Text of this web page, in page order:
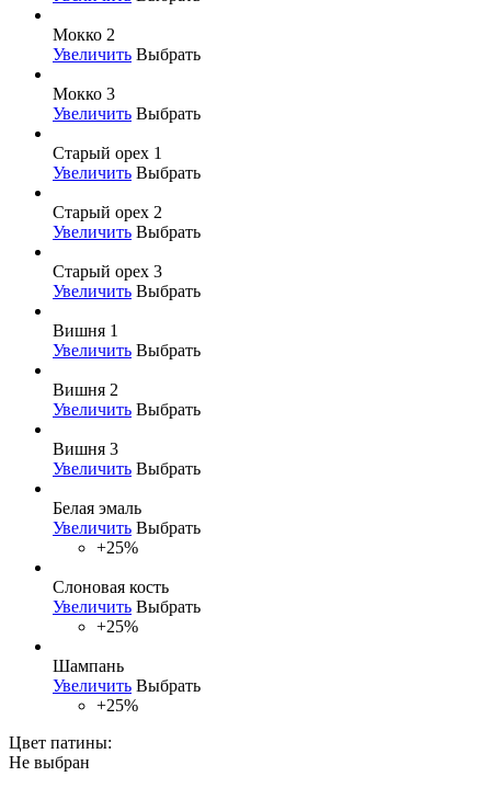
Мокко 2
Увеличить Выбрать
Мокко 3
Увеличить Выбрать
Старый орех 1
Увеличить Выбрать
Старый орех 2
Увеличить Выбрать
Старый орех 3
Увеличить Выбрать
Вишня 1
Увеличить Выбрать
Вишня 2
Увеличить Выбрать
Вишня 3
Увеличить Выбрать
Белая эмаль
Увеличить Выбрать
+25%
Слоновая кость
Увеличить Выбрать
+25%
Шампань
Увеличить Выбрать
+25%
Цвет патины:
Не выбран